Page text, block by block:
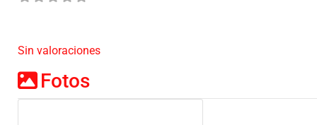
Sin valoraciones
Fotos